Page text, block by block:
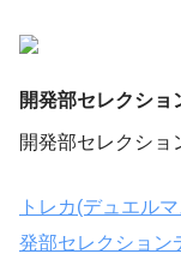
開発部セレクショ
開発部セレクショ
トレカ(デュエル
発部セレクション